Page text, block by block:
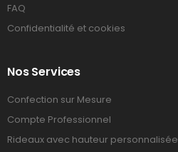
FAQ
Confidentialité et cookies
Nos Services
Confection sur Mesure
Compte Professionnel
Rideaux avec hauteur personnalisée